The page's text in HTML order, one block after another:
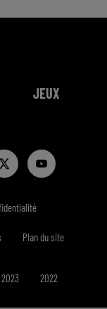
JEUX
Plan du site
2023 2022